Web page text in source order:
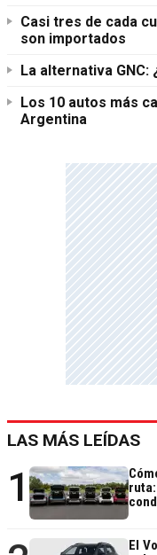
Casi tres de cada
son importados
La alternativa GNC:
Los 10 autos más
Argentina
LAS MÁS LEÍDAS
1
El